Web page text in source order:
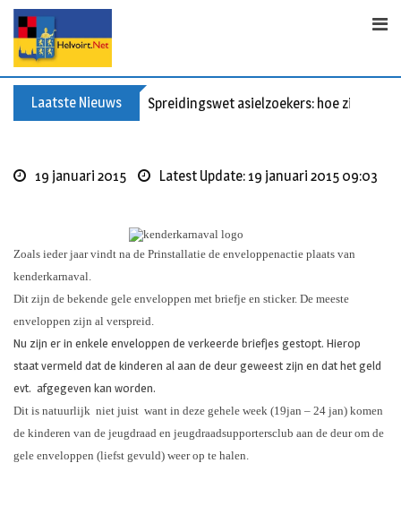
p
Laatste Nieuws Spreidingswet asielzoekers: hoe zit dat?
19 januari 2015 Latest Update: 19 januari 2015 09:03
Zoals ieder jaar vindt na de Prinstallatie de enveloppenactie plaats van
kenderkarnaval.
Dit zijn de bekende gele enveloppen met briefje en sticker. De meeste
enveloppen zijn al verspreid.
Nu zijn er in enkele enveloppen de verkeerde briefjes gestopt. Hierop
staat vermeld dat de kinderen al aan de deur geweest zijn en dat het geld
evt. afgegeven kan worden.
Dit is natuurlijk niet juist want in deze gehele week (19jan – 24 jan) komen
de kinderen van de jeugdraad en jeugdraadsupportersclub aan de deur om de
gele enveloppen (liefst gevuld) weer op te halen.